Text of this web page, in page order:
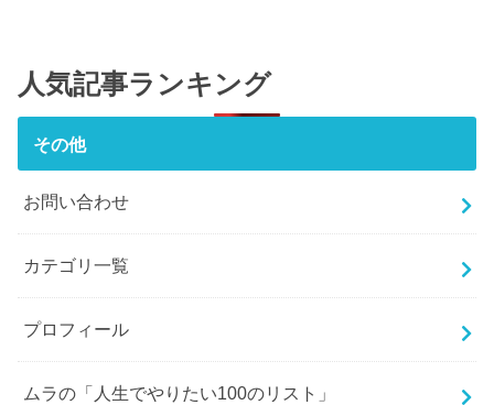
人気記事ランキング
その他
お問い合わせ
カテゴリ一覧
プロフィール
ムラの「人生でやりたい100のリスト」